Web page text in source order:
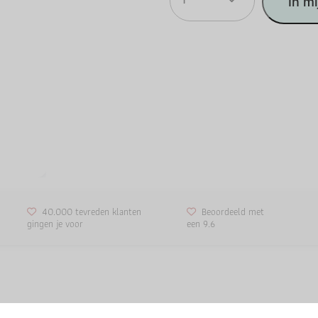
40.000 tevreden klanten
gingen je voor
Beoordeeld met
een 9.6